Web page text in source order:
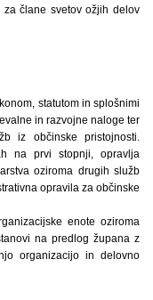
člane svetov ožjih delov
statutom in splošnimi
in razvojne naloge ter
iz občinske pristojnosti.
na prvi stopnji, opravlja
oziroma drugih služb
opravila za občinske
enote oziroma
na predlog župana z
organizacijo in delovno